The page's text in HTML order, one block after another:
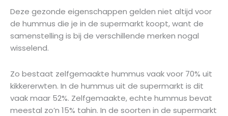
Deze gezonde eigenschappen gelden niet altijd voor
de hummus die je in de supermarkt koopt, want de
samenstelling is bij de verschillende merken nogal
wisselend.
Zo bestaat zelfgemaakte hummus vaak voor 70% uit
kikkererwten. In de hummus uit de supermarkt is dit
vaak maar 52%. Zelfgemaakte, echte hummus bevat
meestal zo’n 15% tahin. In de soorten in de supermarkt